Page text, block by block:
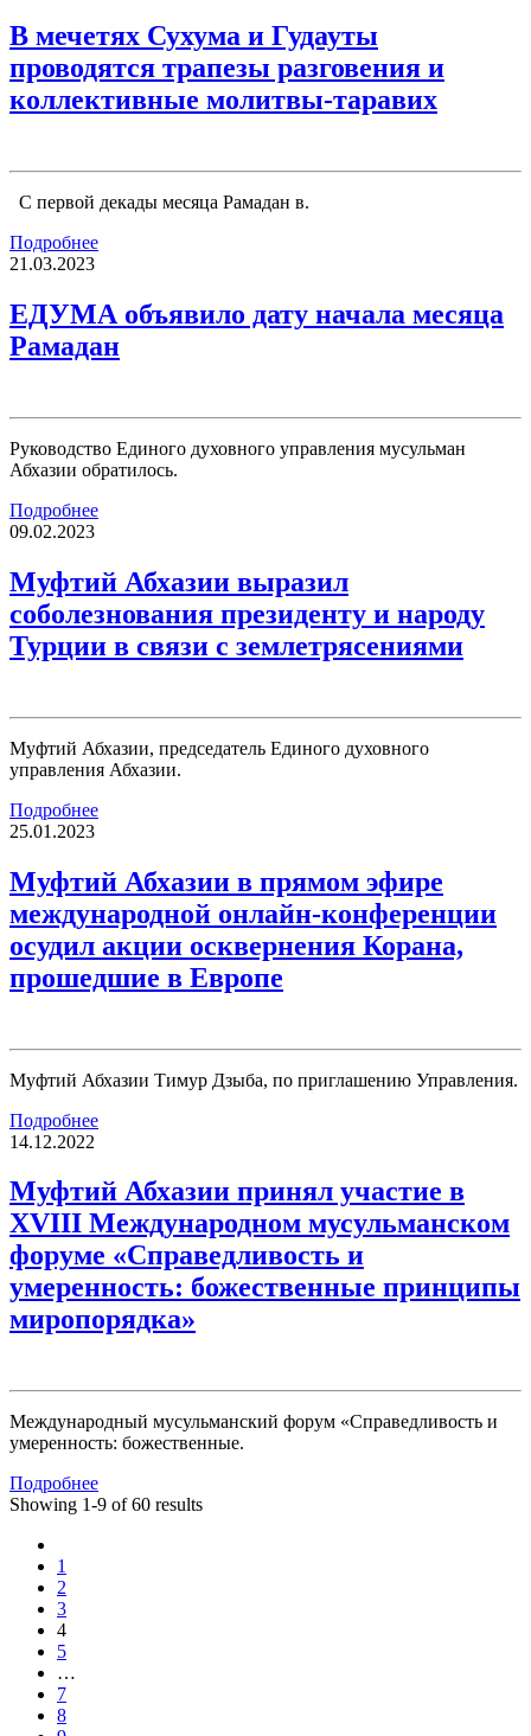
В мечетях Сухума и Гудауты
проводятся трапезы разговения и
коллективные молитвы-таравих
С первой декады месяца Рамадан в.
Подробнее
21.03.2023
ЕДУМА объявило дату начала месяца
Рамадан
Руководство Единого духовного управления мусульман
Абхазии обратилось.
Подробнее
09.02.2023
Муфтий Абхазии выразил
соболезнования президенту и народу
Турции в связи с землетрясениями
Муфтий Абхазии, председатель Единого духовного
управления Абхазии.
Подробнее
25.01.2023
Муфтий Абхазии в прямом эфире
международной онлайн-конференции
осудил акции осквернения Корана,
прошедшие в Европе
Муфтий Абхазии Тимур Дзыба, по приглашению Управления.
Подробнее
14.12.2022
Муфтий Абхазии принял участие в
XVIII Международном мусульманском
форуме «Справедливость и
умеренность: божественные принципы
миропорядка»
Международный мусульманский форум «Справедливость и
умеренность: божественные.
Подробнее
Showing 1-9 of 60 results
1
2
3
4
5
…
7
8